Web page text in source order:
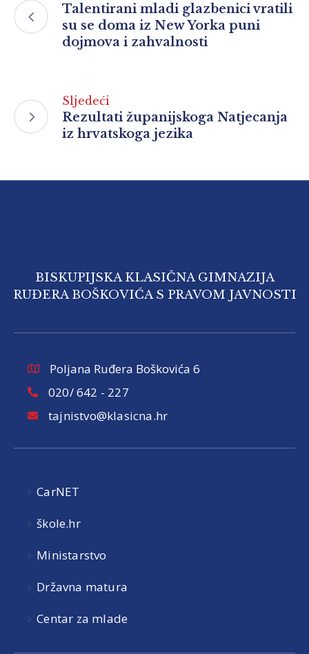
Talentirani mladi glazbenici vratili
su se doma iz New Yorka puni
dojmova i zahvalnosti
Sljedeći
Rezultati županijskoga Natjecanja
iz hrvatskoga jezika
BISKUPIJSKA KLASIČNA GIMNAZIJA
RUĐERA BOŠKOVIĆA S PRAVOM JAVNOSTI
Poljana Ruđera Boškovića 6
020/ 642 - 227
tajnistvo@klasicna.hr
CarNET
škole.hr
Ministarstvo
Državna matura
Centar za mlade